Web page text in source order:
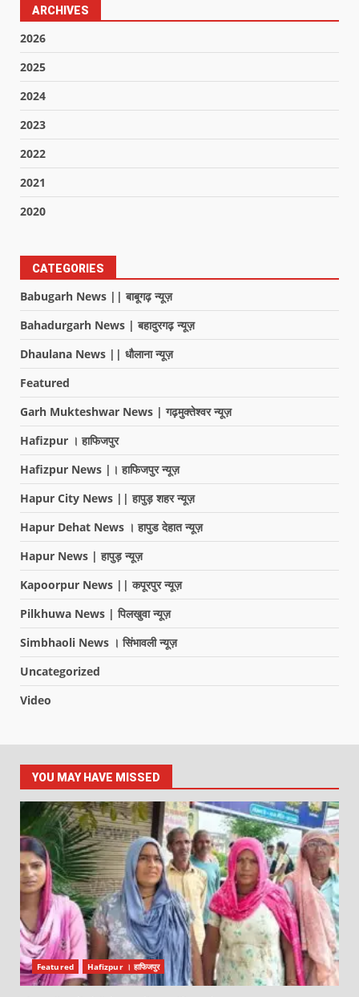
ARCHIVES
2026
2025
2024
2023
2022
2021
2020
CATEGORIES
Babugarh News || बाबूगढ़ न्यूज़
Bahadurgarh News | बहादुरगढ़ न्यूज़
Dhaulana News || धौलाना न्यूज़
Featured
Garh Mukteshwar News | गढ़मुक्तेश्वर न्यूज़
Hafizpur । हाफिजपुर
Hafizpur News |। हाफिजपुर न्यूज़
Hapur City News || हापुड़ शहर न्यूज़
Hapur Dehat News । हापुड देहात न्यूज़
Hapur News | हापुड़ न्यूज़
Kapoorpur News || कपूरपुर न्यूज़
Pilkhuwa News | पिलखुवा न्यूज़
Simbhaoli News । सिंभावली न्यूज़
Uncategorized
Video
YOU MAY HAVE MISSED
Featured Hafizpur । हाफिजपुर